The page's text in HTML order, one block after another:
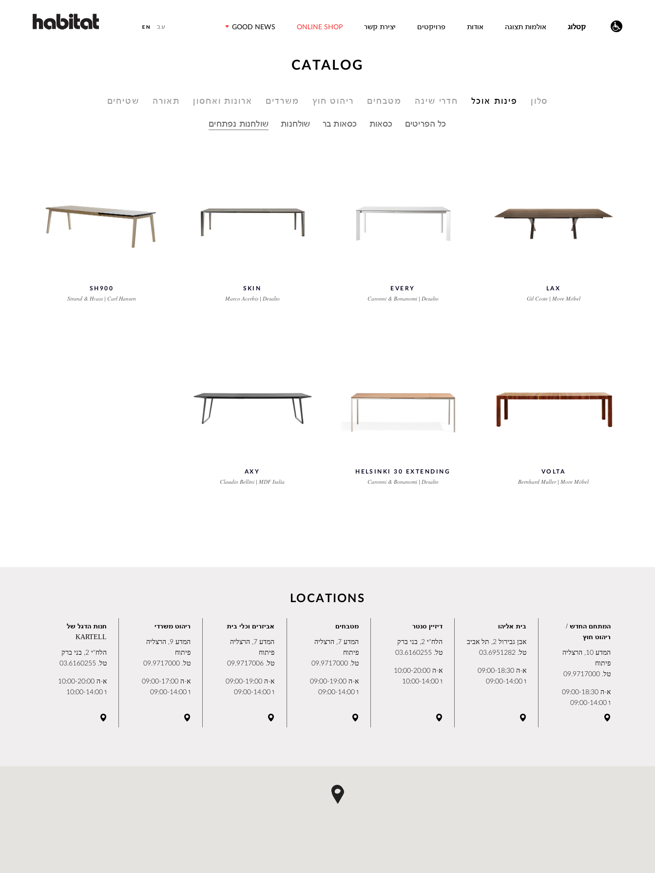
קטלוג
אולמות תצוגה אודות פרויקטים יצירת קשר ONLINE SHOP
GOOD NEWS
CATALOG
סלון פינות אוכל חדרי שינה מטבחים ריהוט חוץ משרדים ארונות ואחסון תאורה שטיחים
כל הפריטים כסאות כסאות בר שולחנות שולחנות נפתחים
LAX
Gil Coste | More Möbel
EVERY
Caronni & Bonanomi | Desalto
SKIN
Marco Acerbis | Desalto
SH900
Strand & Hvass | Carl Hansen
VOLTA
Bernhard Muller | More Möbel
HELSINKI 30 EXTENDING
Caronni & Bonanomi | Desalto
AXY
Claudio Bellini | MDF Italia
LOCATIONS
המתחם החדש /
ריהוט חוץ
המדע 10, הרצליה
פיתוח
טל.09.9717000
א-ה 09:00-18:30
ו 09:00-14:00
בית אליהו
אבן גבירול 2, תל אביב
טל. 03.6951282
א-ה 09:00-18:30
ו 09:00-14:00
דיזיין סנטר
הלח"י 2, בני ברק
טל. 03.6160255
א-ה 10:00-20:00
ו 10:00-14:00
מטבחים
המדע 7, הרצליה
פיתוח
טל.09.9717000
א-ה 09:00-19:00
ו 09:00-14:00
אביזרים וכלי בית
המדע 7, הרצליה
פיתוח
טל. 09.9717006
א-ה 09:00-19:00
ו 09:00-14:00
ריהוט משרדי
המדע 9, הרצליה
פיתוח
טל.09.9717000
א-ה 09:00-17:00
ו 09:00-14:00
חנות הדגל של
KARTELL
הלח"י 2, בני ברק
טל. 03.6160255
א-ה 10:00-20:00
ו 10:00-14:00